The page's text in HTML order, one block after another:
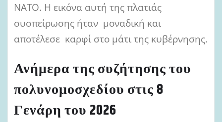
ΝΑΤΟ. Η εικόνα αυτή της πλατιάς
συσπείρωσης ήταν μοναδική και
αποτέλεσε καρφί στο μάτι της κυβέρνησης.
Ανήμερα της συζήτησης του
πολυνομοσχεδίου στις 8
Γενάρη του 2026